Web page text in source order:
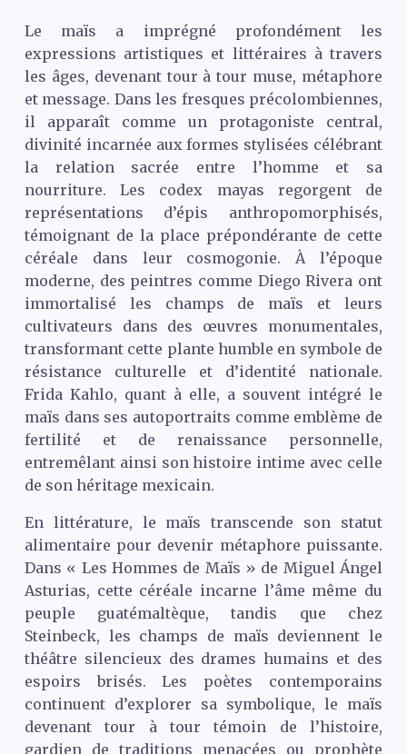
Le maïs a imprégné profondément les
expressions artistiques et littéraires à travers
les âges, devenant tour à tour muse, métaphore
et message. Dans les fresques précolombiennes,
il apparaît comme un protagoniste central,
divinité incarnée aux formes stylisées célébrant
la relation sacrée entre l’homme et sa
nourriture. Les codex mayas regorgent de
représentations d’épis anthropomorphisés,
témoignant de la place prépondérante de cette
céréale dans leur cosmogonie. À l’époque
moderne, des peintres comme Diego Rivera ont
immortalisé les champs de maïs et leurs
cultivateurs dans des œuvres monumentales,
transformant cette plante humble en symbole de
résistance culturelle et d’identité nationale.
Frida Kahlo, quant à elle, a souvent intégré le
maïs dans ses autoportraits comme emblème de
fertilité et de renaissance personnelle,
entremêlant ainsi son histoire intime avec celle
de son héritage mexicain.
En littérature, le maïs transcende son statut
alimentaire pour devenir métaphore puissante.
Dans « Les Hommes de Maïs » de Miguel Ángel
Asturias, cette céréale incarne l’âme même du
peuple guatémaltèque, tandis que chez
Steinbeck, les champs de maïs deviennent le
théâtre silencieux des drames humains et des
espoirs brisés. Les poètes contemporains
continuent d’explorer sa symbolique, le maïs
devenant tour à tour témoin de l’histoire,
gardien de traditions menacées ou prophète